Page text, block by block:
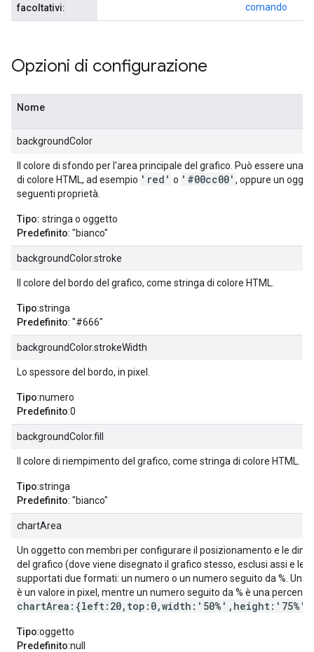
facoltativi:
comando
Opzioni di configurazione
Nome
backgroundColor
Il colore di sfondo per l'area principale del grafico. Può essere una
di colore HTML, ad esempio 'red' o '#00cc00' , oppure un
seguenti proprietà.
Tipo: stringa o oggetto
Predefinito: "bianco"
backgroundColor.stroke
Il colore del bordo del grafico, come stringa di colore HTML.
Tipo:stringa
Predefinito: "#666"
backgroundColor.strokeWidth
Lo spessore del bordo, in pixel.
Tipo:numero
Predefinito:0
backgroundColor.fill
Il colore di riempimento del grafico, come stringa di colore HTML.
Tipo:stringa
Predefinito: "bianco"
chartArea
Un oggetto con membri per configurare il posizionamento e le
del grafico (dove viene disegnato il grafico stesso, esclusi assi e
supportati due formati: un numero o un numero seguito da %. Un
è un valore in pixel, mentre un numero seguito da % è una
chartArea:{left:20,top:0,width:'50%',height:'75%'}
Tipo:oggetto
Predefinito:null